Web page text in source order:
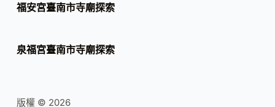
福安宮臺南市寺廟探索
泉福宮臺南市寺廟探索
版權 © 2026